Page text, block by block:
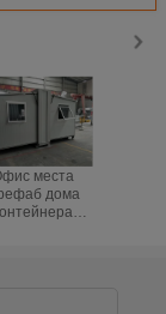
места
дома